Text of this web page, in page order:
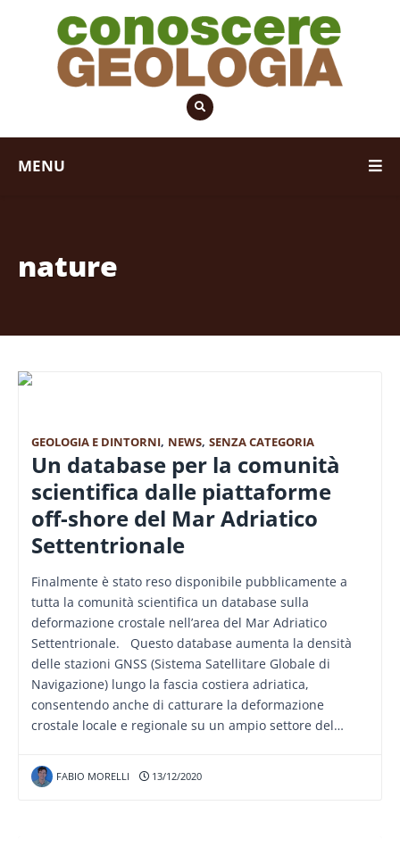
MENU
nature
GEOLOGIA E DINTORNI, NEWS, SENZA CATEGORIA
Un database per la comunità
scientifica dalle piattaforme
off-shore del Mar Adriatico
Settentrionale
Finalmente è stato reso disponibile pubblicamente a
tutta la comunità scientifica un database sulla
deformazione crostale nell’area del Mar Adriatico
Settentrionale. Questo database aumenta la densità
delle stazioni GNSS (Sistema Satellitare Globale di
Navigazione) lungo la fascia costiera adriatica,
consentendo anche di catturare la deformazione
crostale locale e regionale su un ampio settore del…
FABIO MORELLI 13/12/2020